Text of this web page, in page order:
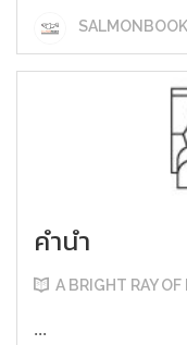
คำนำ
A BRIGHT RAY
...